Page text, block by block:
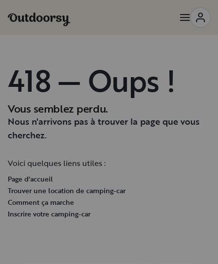
418 — Oups !
Vous semblez perdu.
Nous n'arrivons pas à trouver la page que vous
cherchez.
Voici quelques liens utiles :
Page d'accueil
Trouver une location de camping-car
Comment ça marche
Inscrire votre camping-car